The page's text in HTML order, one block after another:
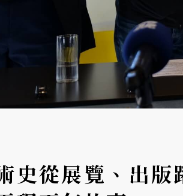
史從展覽、出